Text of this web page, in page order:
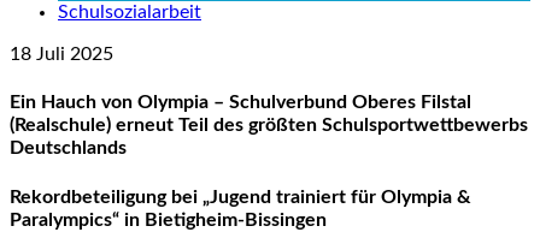
Schulsozialarbeit
18 Juli 2025
Ein Hauch von Olympia – Schulverbund Oberes Filstal
(Realschule) erneut Teil des größten Schulsportwettbewerbs
Deutschlands
Rekordbeteiligung bei „Jugend trainiert für Olympia &
Paralympics“ in Bietigheim-Bissingen